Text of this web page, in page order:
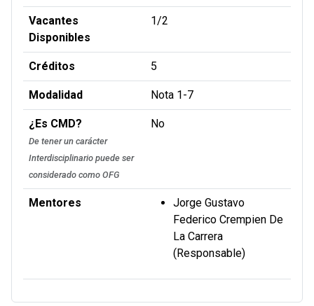
Vacantes
Disponibles
1/2
Créditos 5
Modalidad Nota 1-7
¿Es CMD?
De tener un carácter
Interdisciplinario puede ser
considerado como OFG
No
Mentores
Jorge Gustavo
Federico Crempien De
La Carrera
(Responsable)